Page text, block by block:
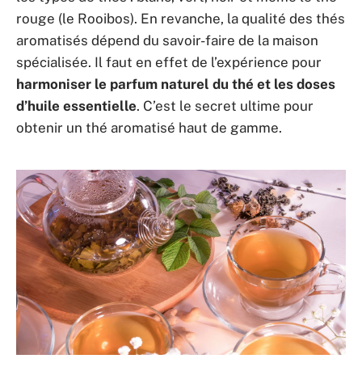
rouge (le Rooibos). En revanche, la qualité des thés
aromatisés dépend du savoir-faire de la maison
spécialisée. Il faut en effet de l’expérience pour
harmoniser le parfum naturel du thé et les doses
d’huile essentielle. C’est le secret ultime pour
obtenir un thé aromatisé haut de gamme.